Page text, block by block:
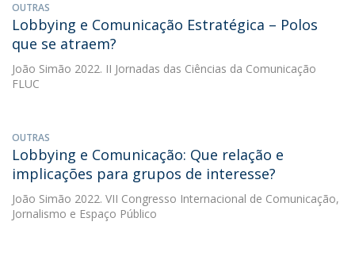
OUTRAS
Lobbying e Comunicação Estratégica – Polos
que se atraem?
João Simão 2022. II Jornadas das Ciências da Comunicação
FLUC
OUTRAS
Lobbying e Comunicação: Que relação e
implicações para grupos de interesse?
João Simão 2022. VII Congresso Internacional de Comunicação,
Jornalismo e Espaço Público